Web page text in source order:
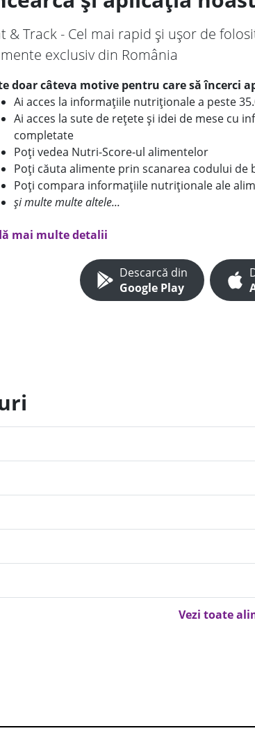
& Track - Cel mai rapid și ușor de
exclusiv din România
doar câteva motive pentru care să încerci
Ai acces la informațiile nutriționale a peste
Ai acces la sute de rețete și idei de mese cu
completate
Poți vedea Nutri-Score-ul alimentelor
Poți căuta alimente prin scanarea codului de
Poți compara informațiile nutriționale ale
și multe multe altele...
mai multe detalii
Descarcă din
Google Play
Vezi toate